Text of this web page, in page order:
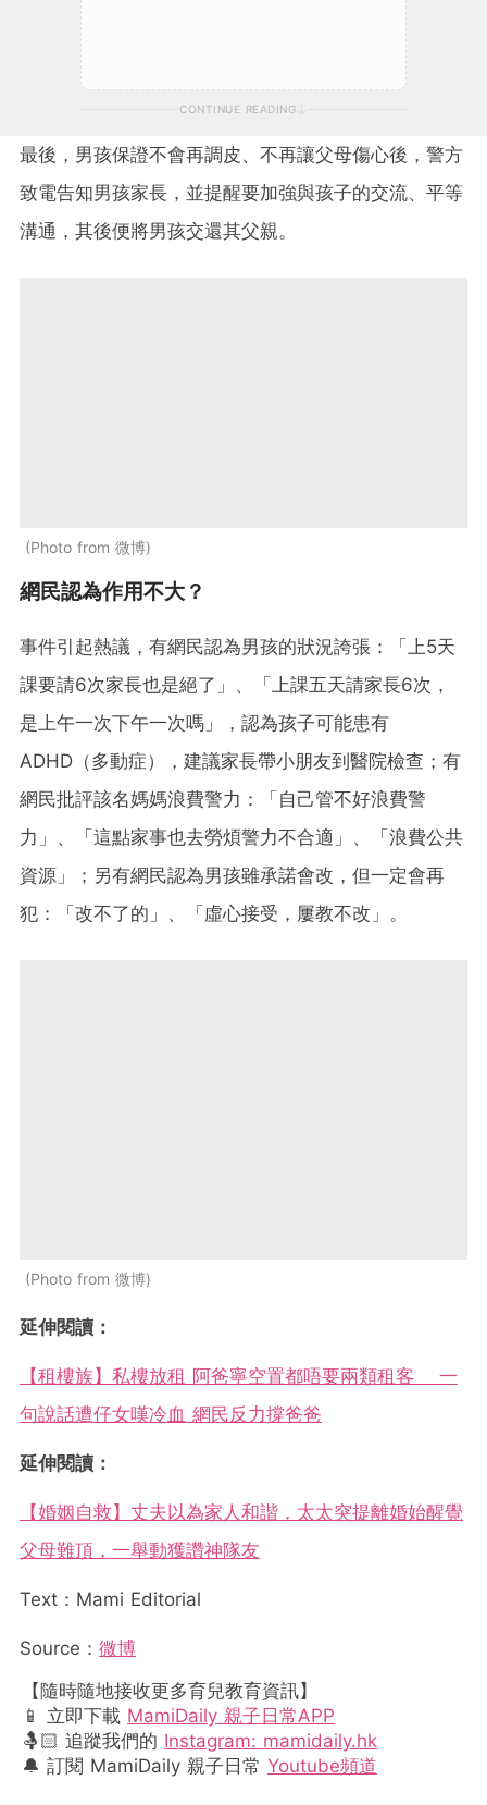
CONTINUE READING
最後，男孩保證不會再調皮、不再讓父母傷心後，警方
致電告知男孩家長，並提醒要加強與孩子的交流、平等
溝通，其後便將男孩交還其父親。
Photo from 微博
網民認為作用不大？
事件引起熱議，有網民認為男孩的狀況誇張：「上5天
課要請6次家長也是絕了」、「上課五天請家長6次，
是上午一次下午一次嗎」，認為孩子可能患有
ADHD（多動症），建議家長帶小朋友到醫院檢查；有
網民批評該名媽媽浪費警力：「自己管不好浪費警
力」、「這點家事也去勞煩警力不合適」、「浪費公共
資源」；另有網民認為男孩雖承諾會改，但一定會再
犯：「改不了的」、「虛心接受，屢教不改」。
Photo from 微博
延伸閱讀：
【租樓族】私樓放租 阿爸寧空置都唔要兩類租客 一
句說話遭仔女嘆冷血 網民反力撐爸爸
延伸閱讀：
【婚姻自救】丈夫以為家人和諧，太太突提離婚始醒覺
父母難頂，一舉動獲讚神隊友
Text：Mami Editorial
Source： 微博
【隨時隨地接收更多育兒教育資訊】
📱 立即下載 MamiDaily 親子日常APP
🤱🏻 追蹤我們的 Instagram: mamidaily.hk
🔔 訂閱 MamiDaily 親子日常 Youtube頻道